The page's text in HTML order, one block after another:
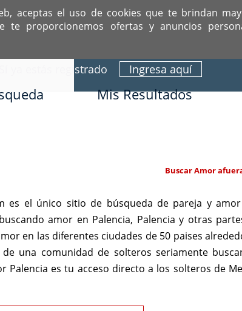
aceptas el uso de cookies que te brindan
te proporcionemos ofertas y anuncios
A SOLTEROS HISPANOS COMO TÚ
Ingresa aquí
Sí ya estás registrado
Mis Resultados
Buscar Amor
es el único sitio de búsqueda de pareja y
amor en Palencia, Palencia y otras
en las diferentes ciudades de 50 paises
una comunidad de solteros seriamente
Palencia es tu acceso directo a los solteros de